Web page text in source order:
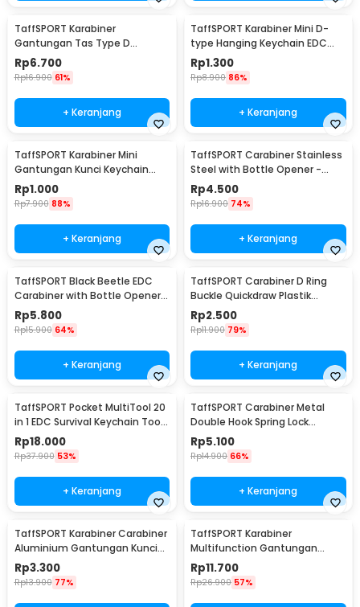
TaffSPORT Karabiner
Gantungan Tas Type D
Quickdraw Outdoor Aluminium
- AT12
Rp6.700
Rp16.900 61%
+ Keranjang
TaffSPORT Karabiner Mini D-
type Hanging Keychain EDC
Outdoor Metal - AT36
Rp1.300
Rp8.900 86%
+ Keranjang
TaffSPORT Karabiner Mini
Gantungan Kunci Keychain
Hanging Buckle - AT10
Rp1.000
Rp7.900 88%
+ Keranjang
TaffSPORT Carabiner Stainless
Steel with Bottle Opener -
ED25
Rp4.500
Rp16.900 74%
+ Keranjang
TaffSPORT Black Beetle EDC
Carabiner with Bottle Opener -
ED11
Rp5.800
Rp15.900 64%
+ Keranjang
TaffSPORT Carabiner D Ring
Buckle Quickdraw Plastik
Tactical Outdoor - AT35
Rp2.500
Rp11.900 79%
+ Keranjang
TaffSPORT Pocket MultiTool 20
in 1 EDC Survival Keychain Tool
- ED26
Rp18.000
Rp37.900 53%
+ Keranjang
TaffSPORT Carabiner Metal
Double Hook Spring Lock
Gantungan Kunci 50kg - AT17
Rp5.100
Rp14.900 66%
+ Keranjang
TaffSPORT Karabiner Carabiner
Aluminium Gantungan Kunci
EDC Outdoor 7.5cm - 698
Rp3.300
Rp13.900 77%
TaffSPORT Karabiner
Multifunction Gantungan
Kunci Stainless Steel - ED77
Rp11.700
Rp26.900 57%